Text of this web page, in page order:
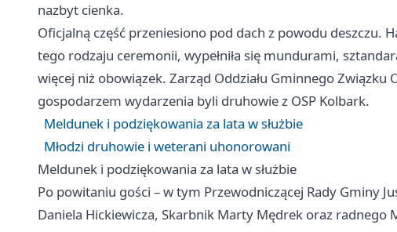
nazbyt cienka.
Oficjalną część przeniesiono pod dach z powodu deszczu.
tego rodzaju ceremonii, wypełniła się mundurami,
więcej niż obowiązek. Zarząd Oddziału Gminnego Związku
gospodarzem wydarzenia byli druhowie z OSP Kolbark.
Meldunek i podziękowania za lata w służbie
Młodzi druhowie i weterani uhonorowani
Meldunek i podziękowania za lata w służbie
Po powitaniu gości – w tym Przewodniczącej Rady Gminy
Daniela Hickiewicza, Skarbnik Marty Mędrek oraz radnego